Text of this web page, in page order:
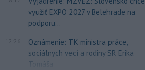
využiť EXPO 2027 v Belehrade na
podporu...
12:26
Oznámenie: TK ministra práce,
sociálnych vecí a rodiny SR Erika
Tomáša